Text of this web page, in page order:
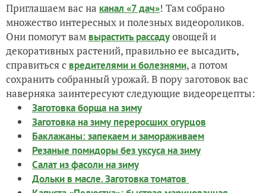
Приглашаем вас на канал «7 дач»! Там собрано
множество интересных и полезных видеороликов.
Они помогут вам вырастить рассадуовощей и
декоративных растений, правильно ее высадить,
справиться с вредителями и болезнями, а потом
сохранить собранный урожай. В пору заготовок вас
наверняка заинтересуют следующие видеорецепты:
Заготовка борща на зиму
Заготовка на зиму переросших огурцов
Баклажаны: запекаем и замораживаем
Резаные помидоры без уксуса на зиму
Салат из фасоли на зиму
Дольки в масле. Заготовка томатов